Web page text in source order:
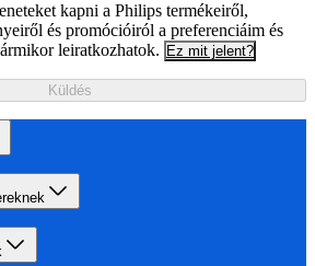
kapni a Philips termékeiről,
és promócióiról a preferenciáim és
leiratkozhatok. Ez mit jelent?
Küldés